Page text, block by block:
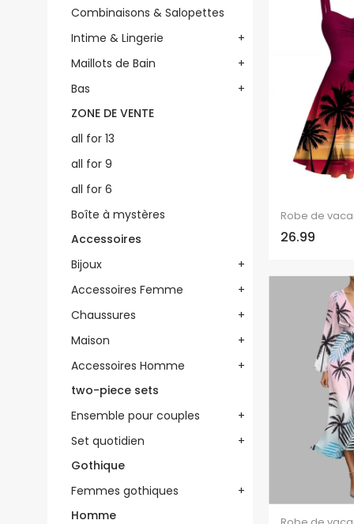
Combinaisons & Salopettes
+
Intime & Lingerie
+
Maillots de Bain
+
Bas
ZONE DE VENTE
all for 13
all for 9
all for 6
Boîte à mystères
Accessoires
+
Bijoux
+
Accessoires Femme
+
Chaussures
+
Maison
+
Accessoires Homme
two-piece sets
+
Ensemble pour couples
+
Set quotidien
Gothique
+
Femmes gothiques
Homme
26.99